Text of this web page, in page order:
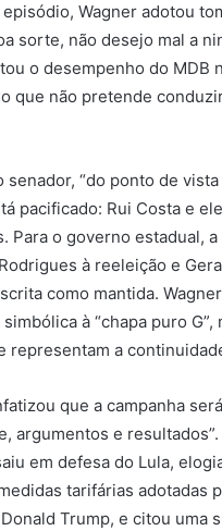
Wagner adotou
sorte, não desejo mal a
o desempenho do MDB
que não pretende
senador, “do ponto de vista
pacificado: Rui Costa e
Para o governo estadual, a
à reeleição e
como mantida.
à “chapa puro G”,
representam a
que a campanha
argumentos e
em defesa do Lula,
tarifárias adotadas
Trump, e citou uma